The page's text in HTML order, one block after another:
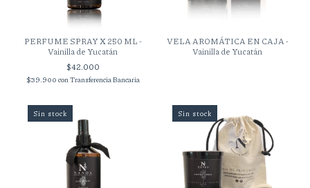
PERFUME SPRAY X 250 ML -
Vainilla de Yucatán
$42.000
$39.900 conTransferencia Bancaria
VELA AROMÁTICA EN CAJA -
Vainilla de Yucatán
Sin stock Sin stock